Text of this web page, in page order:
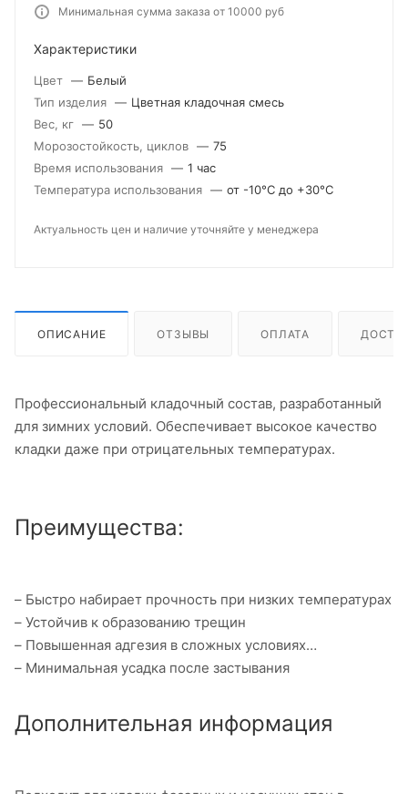
Минимальная сумма заказа от 10000 руб
Характеристики
Цвет — Белый
Тип изделия — Цветная кладочная смесь
Вес, кг — 50
Морозостойкость, циклов — 75
Время использования — 1 час
Температура использования — от -10°С до +30°С
Актуальность цен и наличие уточняйте у менеджера
ОПИСАНИЕ ОТЗЫВЫ ОПЛАТА
Профессиональный кладочный состав, разработанный
для зимних условий. Обеспечивает высокое качество
кладки даже при отрицательных температурах.
Преимущества:
– Быстро набирает прочность при низких температурах
– Устойчив к образованию трещин
– Повышенная адгезия в сложных условиях
– Минимальная усадка после застывания
Дополнительная информация